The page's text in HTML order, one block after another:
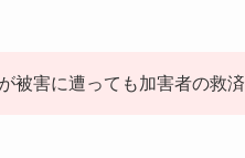
被害に遭っても加害者の救